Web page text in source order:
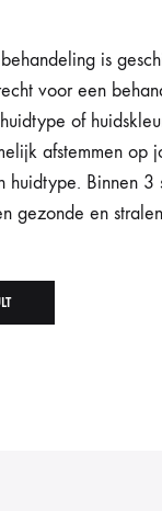
is
voor een
of
afstemmen op
huidtype. Binnen 3
gezonde en